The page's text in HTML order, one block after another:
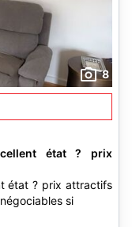
8
état ? prix
état ? prix attractifs
si